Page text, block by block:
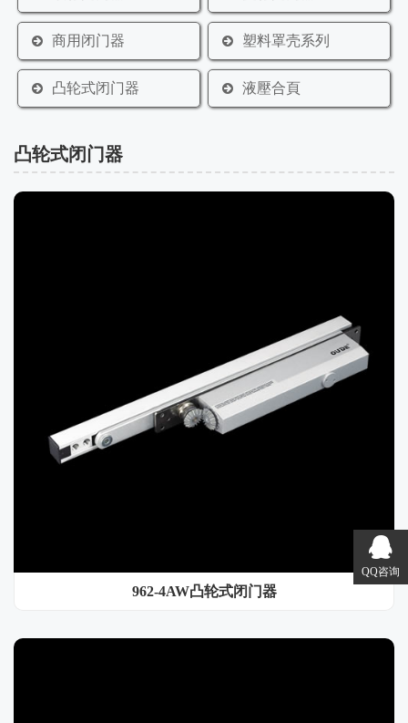
商用闭门器 塑料罩壳系列
凸轮式闭门器 液壓合頁
凸轮式闭门器
962-4AW凸轮式闭门器
QQ咨询